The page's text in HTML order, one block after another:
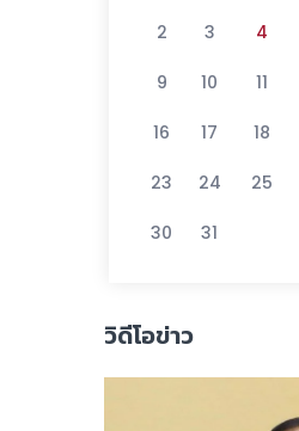
2 3 4
9 10 11
16 17 18
23 24 25
30 31
วิดีโอข่าว